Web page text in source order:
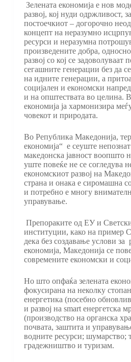
Зелената економија е нов
развој, кој нуди одржливост,
постоечкиот – догорочно
концепт на неразумно
ресурси и неразумна
произведените добра,
развој со кој се задоволуваат
сегашните генерации без да
на идните генерации, а
социјален и економски
и на општествата во целина.
економија ја хармонизира
човекот и природата.
Во Република Македонија,
економија“ е сеуште
македонска јавност воопшто
уште повеќе не се согледува
економскиот развој на
страна и онака е сиромашна
и потребно е многу
управување.
Препораките од ЕУ и
институции, како на пример
дека без создавање услови за
економија, Македонија се
современите економски и
Но што опфаќа зелената
фокусирана на неколку
енергетика (посебно
и развој на smart енергетска
(производство на органска
почвата, заштита и
водните ресурси; шумарство;
градежништво и туризам.